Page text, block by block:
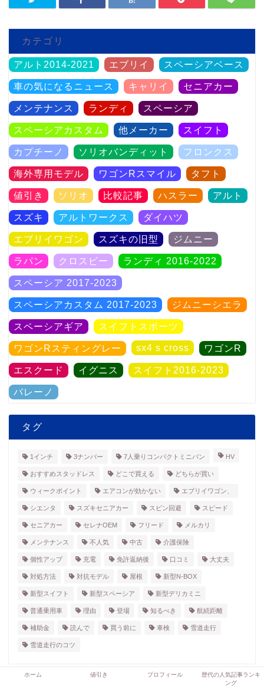
カテゴリ
アルト2014-2021 エブリイ スペーシアベース
車の気になるニュース キャリイ セニアカー
メンテナンス ランディ スペーシア
スペーシアカスタム 他メーカー スイフト
カプチーノ ソリオバンディット フロンクス
海外専用モデル ワゴンRスマイル タフト
値引き ソリオ 比較記事 ハスラー アルト
スズキ アルトワークス ダイハツ
エブリイワゴン スズキの旧型 ジムニー
ラパン クロスビー ランディ 2016-2022
スペーシア 2017-2023
スペーシアカスタム 2017-2023 ジムニーシエラ
スペーシアギア スイフトスポーツ
ワゴンRスティングレー sx4 s cross ワゴンR
エスクード イグニス スイフト2016-2023
バレーノ
タグ
1インチ 3ナンバー 7人乗りコンパクトミニバン HV
おすすめスタッドレス どこで買える どちらが買い
ウィークポイント エアコンが効かない エブリイワゴン、
シエンタ スズキセニアカー スピン回避 スピード
セニアカー セレナOEM フリード メルカリ
メンテナンス 不人気 中古 介護保険
個性アップ 充電 免許返納後 口コミ 大丈夫
対処方法 対抗モデル 屋根 新型N-BOX
新型スイフト 新型スペーシア 新型デリカミニ
普通乗用車 理由 登場 知るべき 航続距離
補助金 読んで 買う前に 車検 雪道走行
雪道走行のコツ
ホーム 値引き プロフィール
歴代の人気記事ランキ
ング